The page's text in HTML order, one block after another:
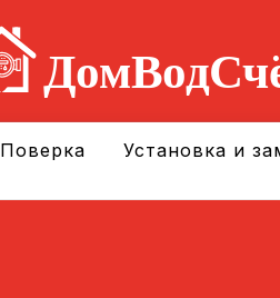
Поверка Установка и